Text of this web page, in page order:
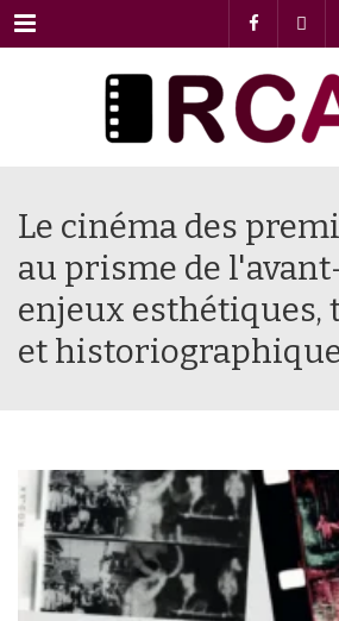
Menu
Le cinéma des
au prisme de
enjeux esthétiques,
et